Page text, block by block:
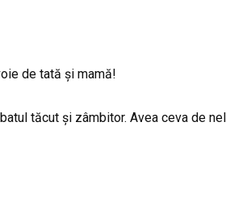
de tată și mamă!
tăcut și zâmbitor. Avea ceva de